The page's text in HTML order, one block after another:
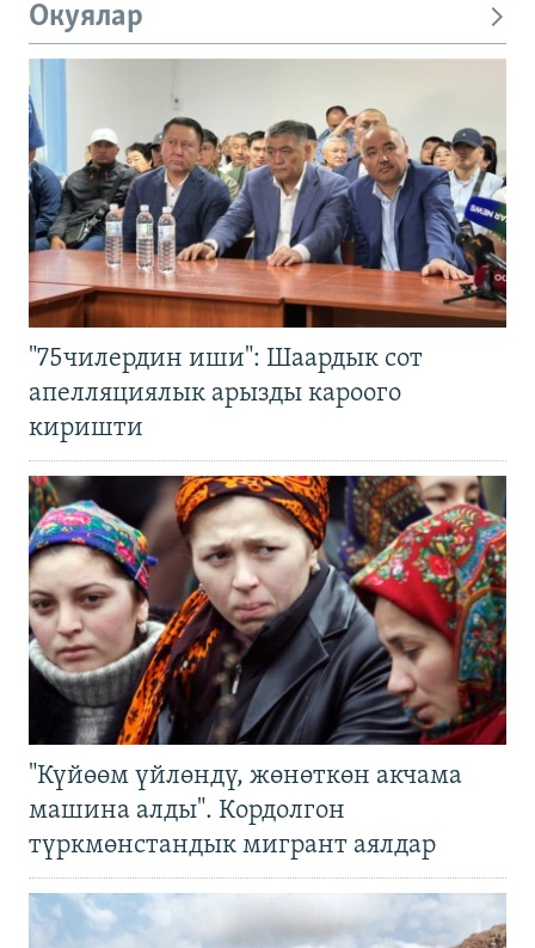
Окуялар
"75чилердин иши": Шаардык сот
апелляциялык арызды кароого
киришти
"Күйөөм үйлөндү, жөнөткөн акчама
машина алды". Кордолгон
түркмөнстандык мигрант аялдар